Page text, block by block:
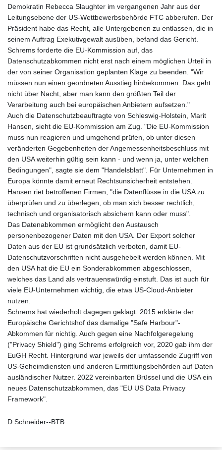
Demokratin Rebecca Slaughter im vergangenen Jahr aus der
Leitungsebene der US-Wettbewerbsbehörde FTC abberufen. Der
Präsident habe das Recht, alle Untergebenen zu entlassen, die in
seinem Auftrag Exekutivgewalt ausüben, befand das Gericht.
Schrems forderte die EU-Kommission auf, das
Datenschutzabkommen nicht erst nach einem möglichen Urteil in
der von seiner Organisation geplanten Klage zu beenden. "Wir
müssen nun einen geordneten Ausstieg hinbekommen. Das geht
nicht über Nacht, aber man kann den größten Teil der
Verarbeitung auch bei europäischen Anbietern aufsetzen."
Auch die Datenschutzbeauftragte von Schleswig-Holstein, Marit
Hansen, sieht die EU-Kommission am Zug. "Die EU-Kommission
muss nun reagieren und umgehend prüfen, ob unter diesen
veränderten Gegebenheiten der Angemessenheitsbeschluss mit
den USA weiterhin gültig sein kann - und wenn ja, unter welchen
Bedingungen", sagte sie dem "Handelsblatt". Für Unternehmen in
Europa könnte damit erneut Rechtsunsicherheit entstehen.
Hansen riet betroffenen Firmen, "die Datenflüsse in die USA zu
überprüfen und zu überlegen, ob man sich besser rechtlich,
technisch und organisatorisch absichern kann oder muss".
Das Datenabkommen ermöglicht den Austausch
personenbezogener Daten mit den USA. Der Export solcher
Daten aus der EU ist grundsätzlich verboten, damit EU-
Datenschutzvorschriften nicht ausgehebelt werden können. Mit
den USA hat die EU ein Sonderabkommen abgeschlossen,
welches das Land als vertrauenswürdig einstuft. Das ist auch für
viele EU-Unternehmen wichtig, die etwa US-Cloud-Anbieter
nutzen.
Schrems hat wiederholt dagegen geklagt. 2015 erklärte der
Europäische Gerichtshof das damalige "Safe Harbour"-
Abkommen für nichtig. Auch gegen eine Nachfolgeregelung
("Privacy Shield") ging Schrems erfolgreich vor, 2020 gab ihm der
EuGH Recht. Hintergrund war jeweils der umfassende Zugriff von
US-Geheimdiensten und anderen Ermittlungsbehörden auf Daten
ausländischer Nutzer. 2022 vereinbarten Brüssel und die USA ein
neues Datenschutzabkommen, das "EU US Data Privacy
Framework".
D.Schneider--BTB